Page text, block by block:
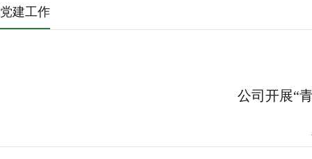
党建工作
公司开展“